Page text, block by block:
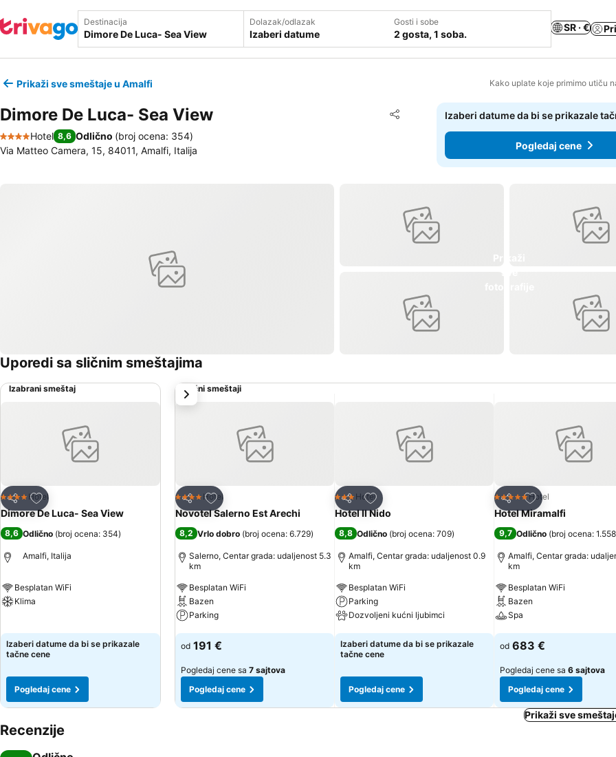
Destinacija Dolazak/odlazak
Izaberi datume
Gosti i sobe
2 gosta, 1 soba.
SR · €
Prikaži sve smeštaje u Amalfi Kako uplate koje primimo utiču
Dimore De Luca- Sea View Deli
Dodati u favorite
4 Zvezdice
Hotel 8,6 Odlično (broj ocena: 354)
Via Matteo Camera, 15, 84011, Amalfi, Italija
Izaberi datume da bi se prikazale
Pogledaj cene
Uporedi sa sličnim smeštajima
Izabrani smeštaj
Deli
Dodati u favorite
4 Zvezdice
Hotel
Dimore De Luca- Sea View
8,6 Odlično (broj ocena: 354)
Amalfi, Italija
Besplatan WiFi
Klima
Izaberi datume da bi se prikazale
tačne cene
Pogledaj cene
Slični smeštaji
Deli
Dodati u favorite
4 Zvezdice
Hotel
Novotel Salerno Est Arechi
8,2 Vrlo dobro (broj ocena: 6.729)
Salerno, Centar grada: udaljenost 5.3
km
Besplatan WiFi
Bazen
Parking
Pogledaj cene
od 191 €
Pogledaj cene sa 7 sajtova
Pogledaj cene
Deli
Dodati u favorite
3 Zvezdice
Hotel
Hotel Il Nido
8,8 Odlično (broj ocena: 709)
Amalfi, Centar grada: udaljenost 0.9
km
Besplatan WiFi
Parking
Dozvoljeni kućni ljubimci
Pogledaj cene
Izaberi datume da bi se prikazale
tačne cene
Pogledaj cene
Deli
Dodati u favorite
5 ZvezdiceHotel
Hotel Miramalfi
9,7 Odlično (broj ocena: 1.558
Amalfi, Centar grada:
km
Besplatan WiFi
Bazen
Spa
Pogledaj cene
od 683 €
Pogledaj cene sa 6 sajtova
Pogledaj cene
sledeće
Prikaži sve
Recenzije